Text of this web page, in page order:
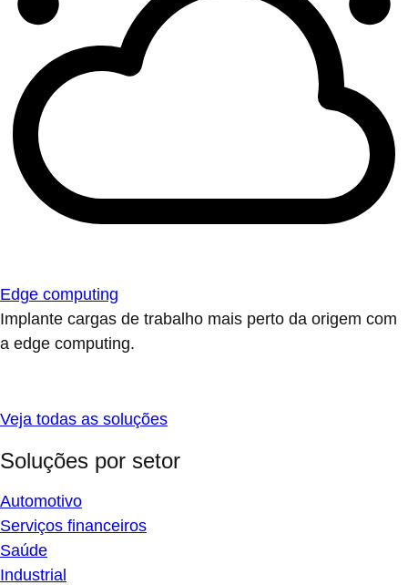
Edge computing
Implante cargas de trabalho mais perto da origem com
a edge computing.
Veja todas as soluções
Soluções por setor
Automotivo
Serviços financeiros
Saúde
Industrial